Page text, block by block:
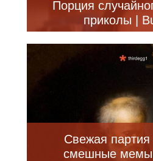
Порция
приколы |
Свежая
смешные мемы